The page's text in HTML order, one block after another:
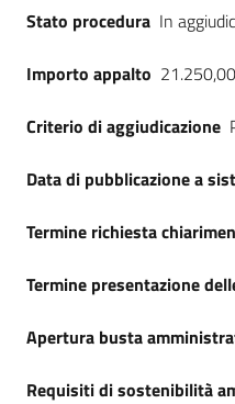
English
Seguici
Stato procedura In
Importo appalto
Criterio di aggiudicazione
Data di pubblicazione a
Termine richiesta
Termine presentazione
Apertura busta
Requisiti di sostenibilità